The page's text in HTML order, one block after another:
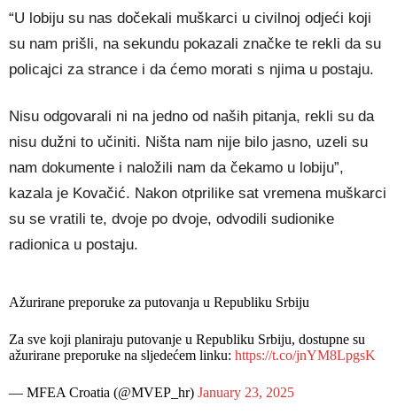
“U lobiju su nas dočekali muškarci u civilnoj odjeći koji
su nam prišli, na sekundu pokazali značke te rekli da su
policajci za strance i da ćemo morati s njima u postaju.
Nisu odgovarali ni na jedno od naših pitanja, rekli su da
nisu dužni to učiniti. Ništa nam nije bilo jasno, uzeli su
nam dokumente i naložili nam da čekamo u lobiju”,
kazala je Kovačić. Nakon otprilike sat vremena muškarci
su se vratili te, dvoje po dvoje, odvodili sudionike
radionica u postaju.
Ažurirane preporuke za putovanja u Republiku Srbiju
Za sve koji planiraju putovanje u Republiku Srbiju, dostupne su
ažurirane preporuke na sljedećem linku: https://t.co/jnYM8LpgsK
— MFEA Croatia (@MVEP_hr) January 23, 2025